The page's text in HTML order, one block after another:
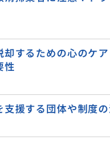
却するための心のケ
性
支援する団体や制度